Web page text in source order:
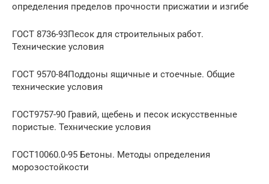
определения пределов прочности присжатии и изгибе
ГОСТ 8736-93Песок для строительных работ.
Технические условия
ГОСТ 9570-84Поддоны ящичные и стоечные. Общие
технические условия
ГОСТ9757-90 Гравий, щебень и песок искусственные
пористые. Технические условия
ГОСТ10060.0-95 Бетоны. Методы определения
морозостойкости